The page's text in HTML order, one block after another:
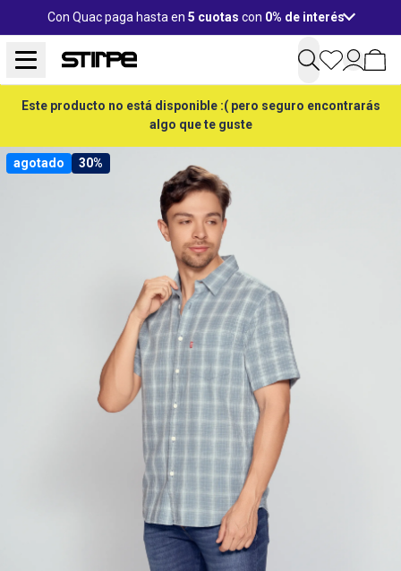
Con Quac paga hasta en 5 cuotas con 0% de interés
Este producto no está disponible :( pero seguro encontrarás
algo que te guste
agotado 30%